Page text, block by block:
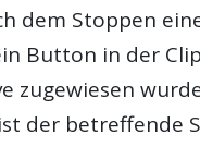
dem Stoppen
Button in der
zugewiesen
der betreffende